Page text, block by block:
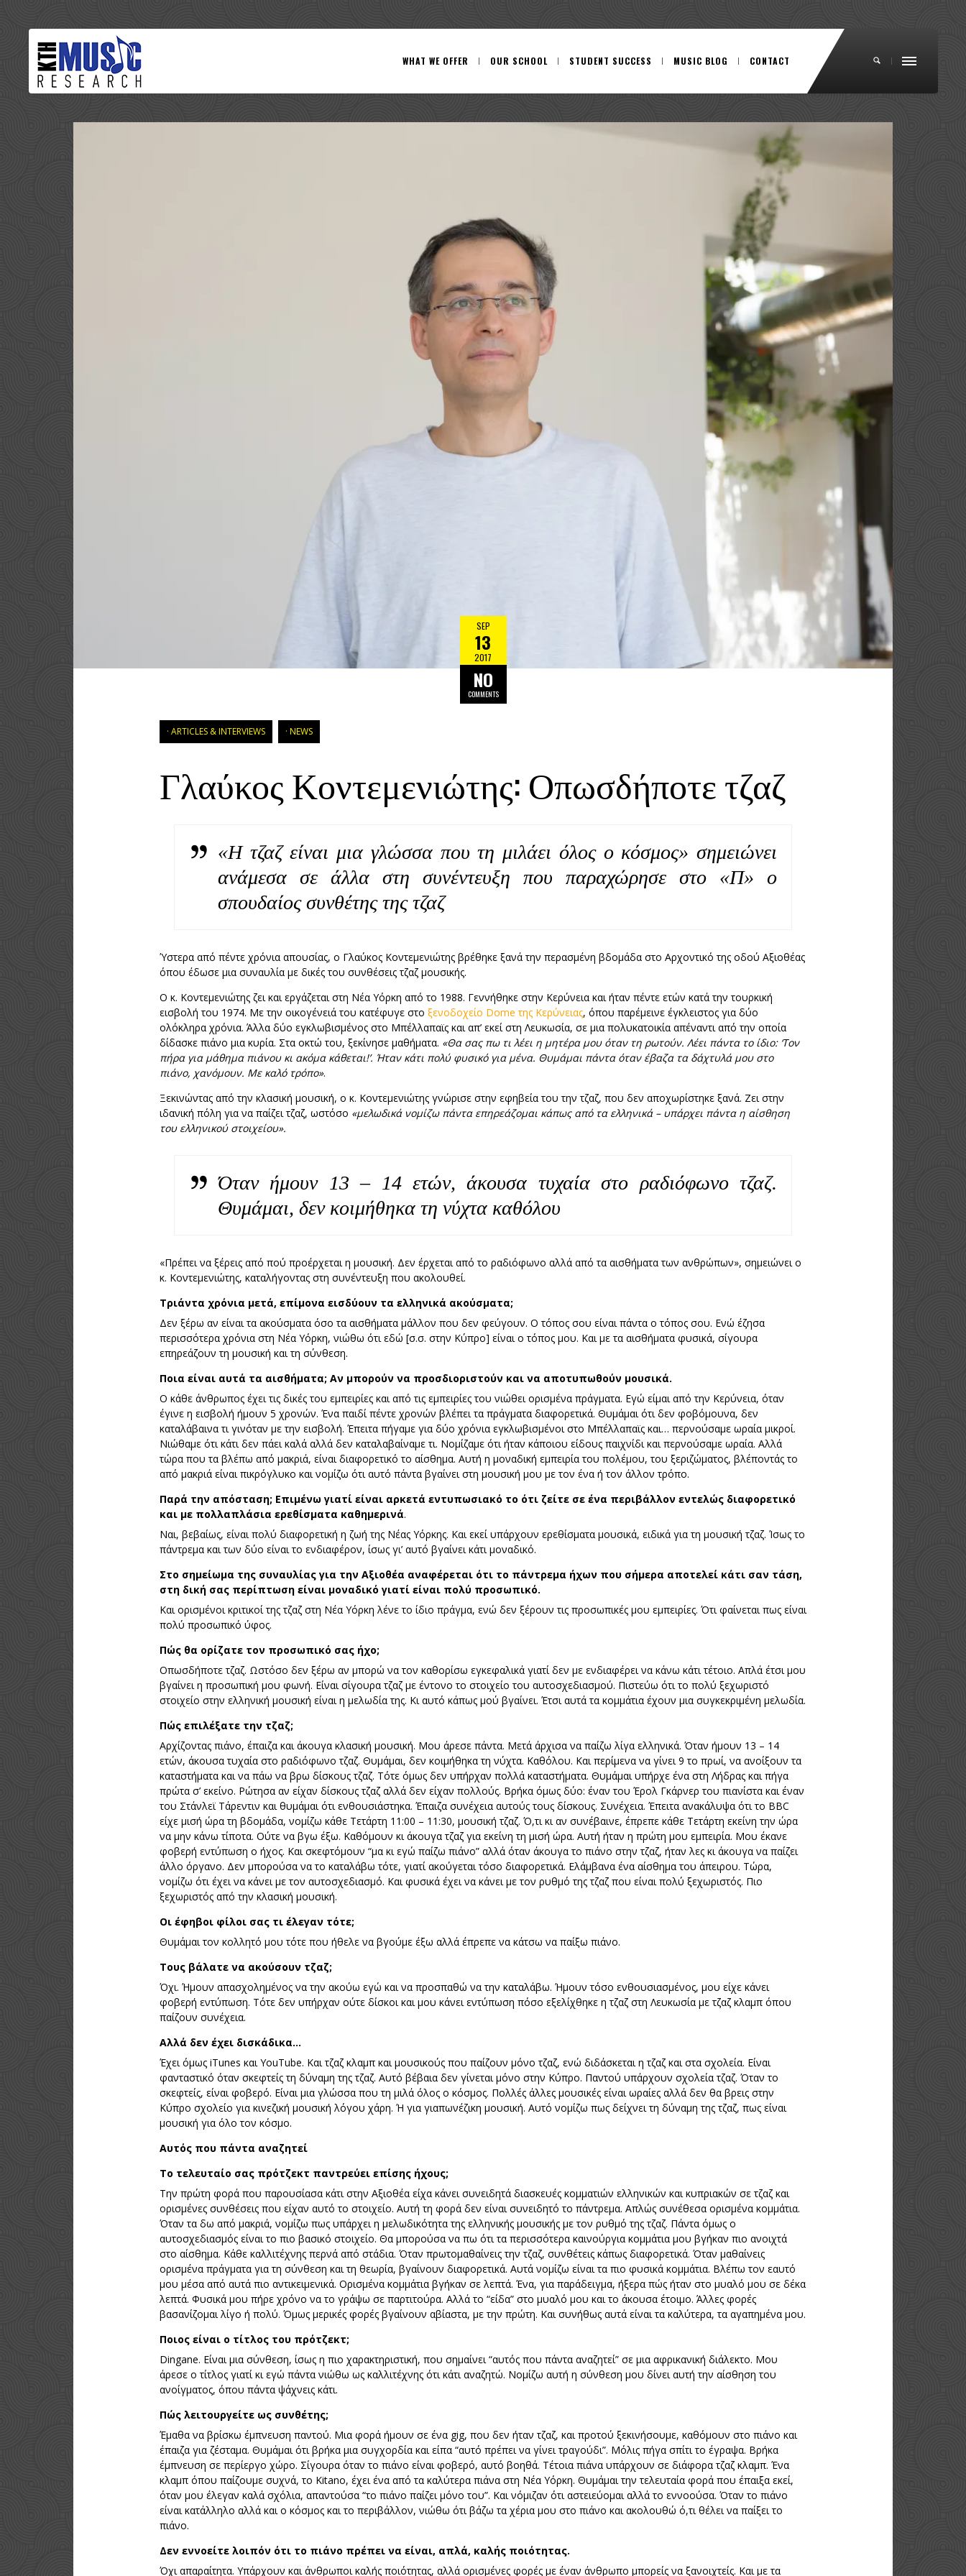
WHAT WE OFFER OUR SCHOOL STUDENT SUCCESS MUSIC BLOG CONTACT
SEP
13
2017
NO
COMMENTS
ARTICLES & INTERVIEWS NEWS
Γλαύκος Κοντεμενιώτης: Οπωσδήποτε τζαζ
«Η τζαζ είναι μια γλώσσα που τη μιλάει όλος ο κόσμος» σημειώνει
ανάμεσα σε άλλα στη συνέντευξη που παραχώρησε στο «Π» ο
σπουδαίος συνθέτης της τζαζ
Ύστερα από πέντε χρόνια απουσίας, ο Γλαύκος Κοντεμενιώτης βρέθηκε ξανά την περασμένη βδομάδα στο Αρχοντικό της οδού Αξιοθέας
όπου έδωσε μια συναυλία με δικές του συνθέσεις τζαζ μουσικής.
Ο κ. Κοντεμενιώτης ζει και εργάζεται στη Νέα Υόρκη από το 1988. Γεννήθηκε στην Κερύνεια και ήταν πέντε ετών κατά την τουρκική
εισβολή του 1974. Με την οικογένειά του κατέφυγε στο ξενοδοχείο Dome της Κερύνειας, όπου παρέμεινε έγκλειστος για δύο
ολόκληρα χρόνια. Άλλα δύο εγκλωβισμένος στο Μπέλλαπαϊς και απ’ εκεί στη Λευκωσία, σε μια πολυκατοικία απέναντι από την οποία
δίδασκε πιάνο μια κυρία. Στα οκτώ του, ξεκίνησε μαθήματα. «Θα σας πω τι λέει η μητέρα μου όταν τη ρωτούν. Λέει πάντα το ίδιο: ‘Τον
πήρα για μάθημα πιάνου κι ακόμα κάθεται!’. Ήταν κάτι πολύ φυσικό για μένα. Θυμάμαι πάντα όταν έβαζα τα δάχτυλά μου στο
πιάνο, χανόμουν. Με καλό τρόπο».
Ξεκινώντας από την κλασική μουσική, ο κ. Κοντεμενιώτης γνώρισε στην εφηβεία του την τζαζ, που δεν αποχωρίστηκε ξανά. Ζει στην
ιδανική πόλη για να παίζει τζαζ, ωστόσο «μελωδικά νομίζω πάντα επηρεάζομαι κάπως από τα ελληνικά – υπάρχει πάντα η αίσθηση
του ελληνικού στοιχείου».
Όταν ήμουν 13 – 14 ετών, άκουσα τυχαία στο ραδιόφωνο τζαζ.
Θυμάμαι, δεν κοιμήθηκα τη νύχτα καθόλου
«Πρέπει να ξέρεις από πού προέρχεται η μουσική. Δεν έρχεται από το ραδιόφωνο αλλά από τα αισθήματα των ανθρώπων», σημειώνει ο
κ. Κοντεμενιώτης, καταλήγοντας στη συνέντευξη που ακολουθεί.
Τριάντα χρόνια μετά, επίμονα εισδύουν τα ελληνικά ακούσματα;
Δεν ξέρω αν είναι τα ακούσματα όσο τα αισθήματα μάλλον που δεν φεύγουν. Ο τόπος σου είναι πάντα ο τόπος σου. Ενώ έζησα
περισσότερα χρόνια στη Νέα Υόρκη, νιώθω ότι εδώ [σ.σ. στην Κύπρο] είναι ο τόπος μου. Και με τα αισθήματα φυσικά, σίγουρα
επηρεάζουν τη μουσική και τη σύνθεση.
Ποια είναι αυτά τα αισθήματα; Αν μπορούν να προσδιοριστούν και να αποτυπωθούν μουσικά.
Ο κάθε άνθρωπος έχει τις δικές του εμπειρίες και από τις εμπειρίες του νιώθει ορισμένα πράγματα. Εγώ είμαι από την Κερύνεια, όταν
έγινε η εισβολή ήμουν 5 χρονών. Ένα παιδί πέντε χρονών βλέπει τα πράγματα διαφορετικά. Θυμάμαι ότι δεν φοβόμουνα, δεν
καταλάβαινα τι γινόταν με την εισβολή. Έπειτα πήγαμε για δύο χρόνια εγκλωβισμένοι στο Μπέλλαπαϊς και… περνούσαμε ωραία μικροί.
Νιώθαμε ότι κάτι δεν πάει καλά αλλά δεν καταλαβαίναμε τι. Νομίζαμε ότι ήταν κάποιου είδους παιχνίδι και περνούσαμε ωραία. Αλλά
τώρα που τα βλέπω από μακριά, είναι διαφορετικό το αίσθημα. Αυτή η μοναδική εμπειρία του πολέμου, του ξεριζώματος, βλέποντάς το
από μακριά είναι πικρόγλυκο και νομίζω ότι αυτό πάντα βγαίνει στη μουσική μου με τον ένα ή τον άλλον τρόπο.
Παρά την απόσταση; Επιμένω γιατί είναι αρκετά εντυπωσιακό το ότι ζείτε σε ένα περιβάλλον εντελώς διαφορετικό
και με πολλαπλάσια ερεθίσματα καθημερινά.
Ναι, βεβαίως, είναι πολύ διαφορετική η ζωή της Νέας Υόρκης. Και εκεί υπάρχουν ερεθίσματα μουσικά, ειδικά για τη μουσική τζαζ. Ίσως το
πάντρεμα και των δύο είναι το ενδιαφέρον, ίσως γι’ αυτό βγαίνει κάτι μοναδικό.
Στο σημείωμα της συναυλίας για την Αξιοθέα αναφέρεται ότι το πάντρεμα ήχων που σήμερα αποτελεί κάτι σαν τάση,
στη δική σας περίπτωση είναι μοναδικό γιατί είναι πολύ προσωπικό.
Και ορισμένοι κριτικοί της τζαζ στη Νέα Υόρκη λένε το ίδιο πράγμα, ενώ δεν ξέρουν τις προσωπικές μου εμπειρίες. Ότι φαίνεται πως είναι
πολύ προσωπικό ύφος.
Πώς θα ορίζατε τον προσωπικό σας ήχο;
Οπωσδήποτε τζαζ. Ωστόσο δεν ξέρω αν μπορώ να τον καθορίσω εγκεφαλικά γιατί δεν με ενδιαφέρει να κάνω κάτι τέτοιο. Απλά έτσι μου
βγαίνει η προσωπική μου φωνή. Είναι σίγουρα τζαζ με έντονο το στοιχείο του αυτοσχεδιασμού. Πιστεύω ότι το πολύ ξεχωριστό
στοιχείο στην ελληνική μουσική είναι η μελωδία της. Κι αυτό κάπως μού βγαίνει. Έτσι αυτά τα κομμάτια έχουν μια συγκεκριμένη μελωδία.
Πώς επιλέξατε την τζαζ;
Αρχίζοντας πιάνο, έπαιζα και άκουγα κλασική μουσική. Μου άρεσε πάντα. Μετά άρχισα να παίζω λίγα ελληνικά. Όταν ήμουν 13 – 14
ετών, άκουσα τυχαία στο ραδιόφωνο τζαζ. Θυμάμαι, δεν κοιμήθηκα τη νύχτα. Καθόλου. Και περίμενα να γίνει 9 το πρωί, να ανοίξουν τα
καταστήματα και να πάω να βρω δίσκους τζαζ. Τότε όμως δεν υπήρχαν πολλά καταστήματα. Θυμάμαι υπήρχε ένα στη Λήδρας και πήγα
πρώτα σ’ εκείνο. Ρώτησα αν είχαν δίσκους τζαζ αλλά δεν είχαν πολλούς. Βρήκα όμως δύο: έναν του Έρολ Γκάρνερ του πιανίστα και έναν
του Στάνλεϊ Τάρεντιν και θυμάμαι ότι ενθουσιάστηκα. Έπαιζα συνέχεια αυτούς τους δίσκους. Συνέχεια. Έπειτα ανακάλυψα ότι το BBC
είχε μισή ώρα τη βδομάδα, νομίζω κάθε Τετάρτη 11:00 – 11:30, μουσική τζαζ. Ό,τι κι αν συνέβαινε, έπρεπε κάθε Τετάρτη εκείνη την ώρα
να μην κάνω τίποτα. Ούτε να βγω έξω. Καθόμουν κι άκουγα τζαζ για εκείνη τη μισή ώρα. Αυτή ήταν η πρώτη μου εμπειρία. Μου έκανε
φοβερή εντύπωση ο ήχος. Και σκεφτόμουν “μα κι εγώ παίζω πιάνο” αλλά όταν άκουγα το πιάνο στην τζαζ, ήταν λες κι άκουγα να παίζει
άλλο όργανο. Δεν μπορούσα να το καταλάβω τότε, γιατί ακούγεται τόσο διαφορετικά. Ελάμβανα ένα αίσθημα του άπειρου. Τώρα,
νομίζω ότι έχει να κάνει με τον αυτοσχεδιασμό. Και φυσικά έχει να κάνει με τον ρυθμό της τζαζ που είναι πολύ ξεχωριστός. Πιο
ξεχωριστός από την κλασική μουσική.
Οι έφηβοι φίλοι σας τι έλεγαν τότε;
Θυμάμαι τον κολλητό μου τότε που ήθελε να βγούμε έξω αλλά έπρεπε να κάτσω να παίξω πιάνο.
Τους βάλατε να ακούσουν τζαζ;
Όχι. Ήμουν απασχολημένος να την ακούω εγώ και να προσπαθώ να την καταλάβω. Ήμουν τόσο ενθουσιασμένος, μου είχε κάνει
φοβερή εντύπωση. Τότε δεν υπήρχαν ούτε δίσκοι και μου κάνει εντύπωση πόσο εξελίχθηκε η τζαζ στη Λευκωσία με τζαζ κλαμπ όπου
παίζουν συνέχεια.
Αλλά δεν έχει δισκάδικα…
Έχει όμως iTunes και YouTube. Και τζαζ κλαμπ και μουσικούς που παίζουν μόνο τζαζ, ενώ διδάσκεται η τζαζ και στα σχολεία. Είναι
φανταστικό όταν σκεφτείς τη δύναμη της τζαζ. Αυτό βέβαια δεν γίνεται μόνο στην Κύπρο. Παντού υπάρχουν σχολεία τζαζ. Όταν το
σκεφτείς, είναι φοβερό. Είναι μια γλώσσα που τη μιλά όλος ο κόσμος. Πολλές άλλες μουσικές είναι ωραίες αλλά δεν θα βρεις στην
Κύπρο σχολείο για κινεζική μουσική λόγου χάρη. Ή για γιαπωνέζικη μουσική. Αυτό νομίζω πως δείχνει τη δύναμη της τζαζ, πως είναι
μουσική για όλο τον κόσμο.
Αυτός που πάντα αναζητεί
Το τελευταίο σας πρότζεκτ παντρεύει επίσης ήχους;
Την πρώτη φορά που παρουσίασα κάτι στην Αξιοθέα είχα κάνει συνειδητά διασκευές κομματιών ελληνικών και κυπριακών σε τζαζ και
ορισμένες συνθέσεις που είχαν αυτό το στοιχείο. Αυτή τη φορά δεν είναι συνειδητό το πάντρεμα. Απλώς συνέθεσα ορισμένα κομμάτια.
Όταν τα δω από μακριά, νομίζω πως υπάρχει η μελωδικότητα της ελληνικής μουσικής με τον ρυθμό της τζαζ. Πάντα όμως ο
αυτοσχεδιασμός είναι το πιο βασικό στοιχείο. Θα μπορούσα να πω ότι τα περισσότερα καινούργια κομμάτια μου βγήκαν πιο ανοιχτά
στο αίσθημα. Κάθε καλλιτέχνης περνά από στάδια. Όταν πρωτομαθαίνεις την τζαζ, συνθέτεις κάπως διαφορετικά. Όταν μαθαίνεις
ορισμένα πράγματα για τη σύνθεση και τη θεωρία, βγαίνουν διαφορετικά. Αυτά νομίζω είναι τα πιο φυσικά κομμάτια. Βλέπω τον εαυτό
μου μέσα από αυτά πιο αντικειμενικά. Ορισμένα κομμάτια βγήκαν σε λεπτά. Ένα, για παράδειγμα, ήξερα πώς ήταν στο μυαλό μου σε δέκα
λεπτά. Φυσικά μου πήρε χρόνο να το γράψω σε παρτιτούρα. Αλλά το “είδα” στο μυαλό μου και το άκουσα έτοιμο. Άλλες φορές
βασανίζομαι λίγο ή πολύ. Όμως μερικές φορές βγαίνουν αβίαστα, με την πρώτη. Και συνήθως αυτά είναι τα καλύτερα, τα αγαπημένα μου.
Ποιος είναι ο τίτλος του πρότζεκτ;
Dingane. Είναι μια σύνθεση, ίσως η πιο χαρακτηριστική, που σημαίνει “αυτός που πάντα αναζητεί” σε μια αφρικανική διάλεκτο. Μου
άρεσε ο τίτλος γιατί κι εγώ πάντα νιώθω ως καλλιτέχνης ότι κάτι αναζητώ. Νομίζω αυτή η σύνθεση μου δίνει αυτή την αίσθηση του
ανοίγματος, όπου πάντα ψάχνεις κάτι.
Πώς λειτουργείτε ως συνθέτης;
Έμαθα να βρίσκω έμπνευση παντού. Μια φορά ήμουν σε ένα gig, που δεν ήταν τζαζ, και προτού ξεκινήσουμε, καθόμουν στο πιάνο και
έπαιζα για ζέσταμα. Θυμάμαι ότι βρήκα μια συγχορδία και είπα “αυτό πρέπει να γίνει τραγούδι”. Μόλις πήγα σπίτι το έγραψα. Βρήκα
έμπνευση σε περίεργο χώρο. Σίγουρα όταν το πιάνο είναι φοβερό, αυτό βοηθά. Τέτοια πιάνα υπάρχουν σε διάφορα τζαζ κλαμπ. Ένα
κλαμπ όπου παίζουμε συχνά, το Kitano, έχει ένα από τα καλύτερα πιάνα στη Νέα Υόρκη. Θυμάμαι την τελευταία φορά που έπαιξα εκεί,
όταν μου έλεγαν καλά σχόλια, απαντούσα “το πιάνο παίζει μόνο του”. Και νόμιζαν ότι αστειεύομαι αλλά το εννοούσα. Όταν το πιάνο
είναι κατάλληλο αλλά και ο κόσμος και το περιβάλλον, νιώθω ότι βάζω τα χέρια μου στο πιάνο και ακολουθώ ό,τι θέλει να παίξει το
πιάνο.
Δεν εννοείτε λοιπόν ότι το πιάνο πρέπει να είναι, απλά, καλής ποιότητας.
Όχι απαραίτητα. Υπάρχουν και άνθρωποι καλής ποιότητας, αλλά ορισμένες φορές με έναν άνθρωπο μπορείς να ξανοιχτείς. Και με τα